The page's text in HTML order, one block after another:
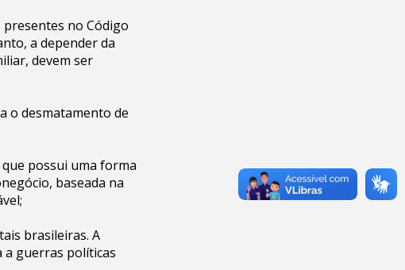
presentes no Código
a depender da
devem ser
o desmatamento de
possui uma forma
baseada na
brasileiras. A
a guerras políticas